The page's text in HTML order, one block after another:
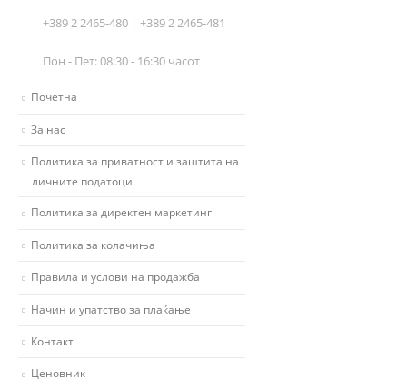
+389 2 2465-480 | +389 2 2465-481
Пон - Пет: 08:30 - 16:30 часот
Почетна
За нас
Политика за приватност и заштита на
личните податоци
Политика за директен маркетинг
Политика за колачиња
Правила и услови на продажба
Начин и упатство за плаќање
Контакт
Ценовник